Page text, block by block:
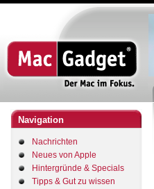
Navigation
Nachrichten
Neues von Apple
Hintergründe & Specials
Tipps & Gut zu wissen